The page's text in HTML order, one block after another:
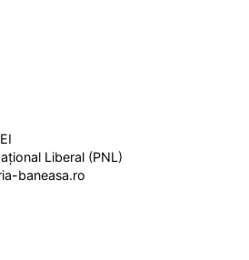
Liberal (PNL)
baneasa.ro